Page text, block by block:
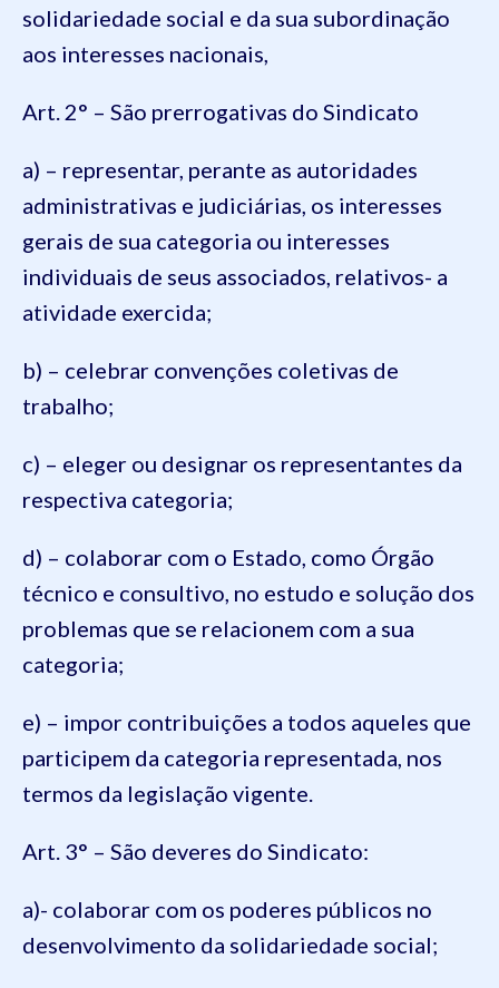
solidariedade social e da sua subordinação
aos interesses nacionais,
Art. 2° – São prerrogativas do Sindicato
a) – representar, perante as autoridades
administrativas e judiciárias, os interesses
gerais de sua categoria ou interesses
individuais de seus associados, relativos- a
atividade exercida;
b) – celebrar convenções coletivas de
trabalho;
c) – eleger ou designar os representantes da
respectiva categoria;
d) – colaborar com o Estado, como Órgão
técnico e consultivo, no estudo e solução dos
problemas que se relacionem com a sua
categoria;
e) – impor contribuições a todos aqueles que
participem da categoria representada, nos
termos da legislação vigente.
Art. 3° – São deveres do Sindicato:
a)- colaborar com os poderes públicos no
desenvolvimento da solidariedade social;